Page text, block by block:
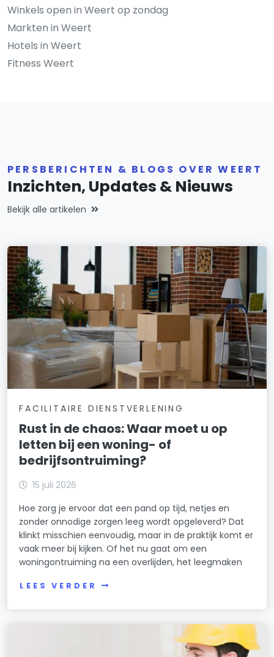
Winkels open in Weert op zondag
Markten in Weert
Hotels in Weert
Fitness Weert
PERSBERICHTEN & BLOGS OVER WEERT
Inzichten, Updates & Nieuws
Bekijk alle artikelen
FACILITAIRE DIENSTVERLENING
Rust in de chaos: Waar moet u op
letten bij een woning- of
bedrijfsontruiming?
15 juli 2026
Hoe zorg je ervoor dat een pand op tijd, netjes en
zonder onnodige zorgen leeg wordt opgeleverd? Dat
klinkt misschien eenvoudig, maar in de praktijk komt er
vaak meer bij kijken. Of het nu gaat om een
woningontruiming na een overlijden, het leegmaken
LEES VERDER